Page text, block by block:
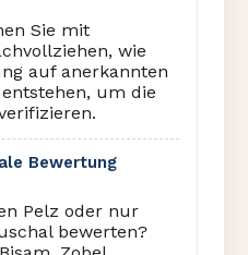
Sie mit
wie
auf anerkannten
um die
Bewertung
Pelz oder nur
bewerten?